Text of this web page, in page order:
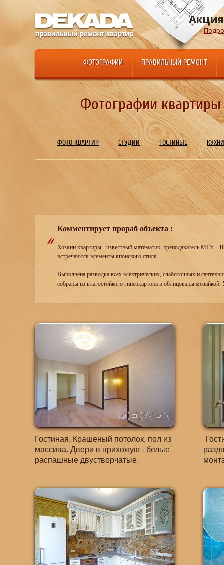
ФОТОГРАФИИ ПРАВИЛЬНЫЙ РЕМОНТ
Фотографии
ФОТО КВАРТИР СТУДИИ ГОСТИНЫЕ КУХНИ
Комментирует прораб объекта :
Хозяин квартиры - известный математик, преподаватель МГУ -
встречаются элементы японского стиля.
Выполнена разводка всех электрических, слаботочных и
собраны из влагостойкого гипсокартона и облицованы
Гостиная. Крашеный потолок, пол из
массива. Двери в прихожую - белые
распашные двустворчатые.